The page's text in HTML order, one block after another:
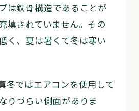
は鉄骨構造であることが
填されていません。その
く、夏は暑くて冬は寒い
冬ではエアコンを使用して
りづらい側面がありま